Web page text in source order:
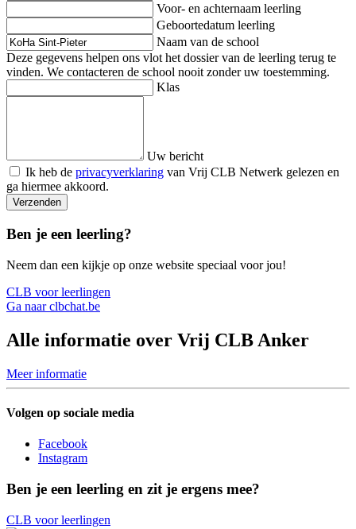
Voor- en achternaam leerling
Geboortedatum leerling
Naam van de school
Deze gegevens helpen ons vlot het dossier van de leerling terug te
vinden. We contacteren de school nooit zonder uw toestemming.
Klas
Uw bericht
Ik heb de privacyverklaring van Vrij CLB Netwerk gelezen en
ga hiermee akkoord.
Verzenden
Ben je een leerling?
Neem dan een kijkje op onze website speciaal voor jou!
CLB voor leerlingen
Ga naar clbchat.be
Alle informatie over Vrij CLB Anker
Meer informatie
Volgen op sociale media
Facebook
Instagram
Ben je een leerling en zit je ergens mee?
CLB voor leerlingen